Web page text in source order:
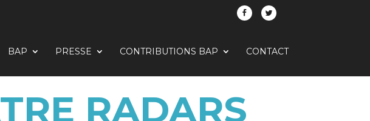
BAP PRESSE CONTRIBUTIONS BAP CONTACT
RADARS